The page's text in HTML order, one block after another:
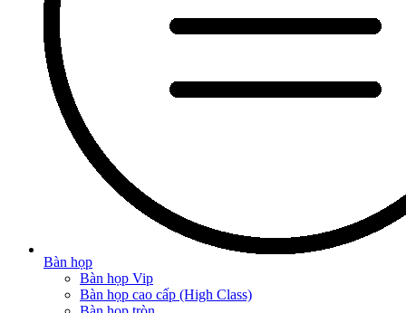
Bàn họp
Bàn họp Vip
Bàn họp cao cấp (High Class)